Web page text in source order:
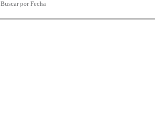
Buscar por Fecha